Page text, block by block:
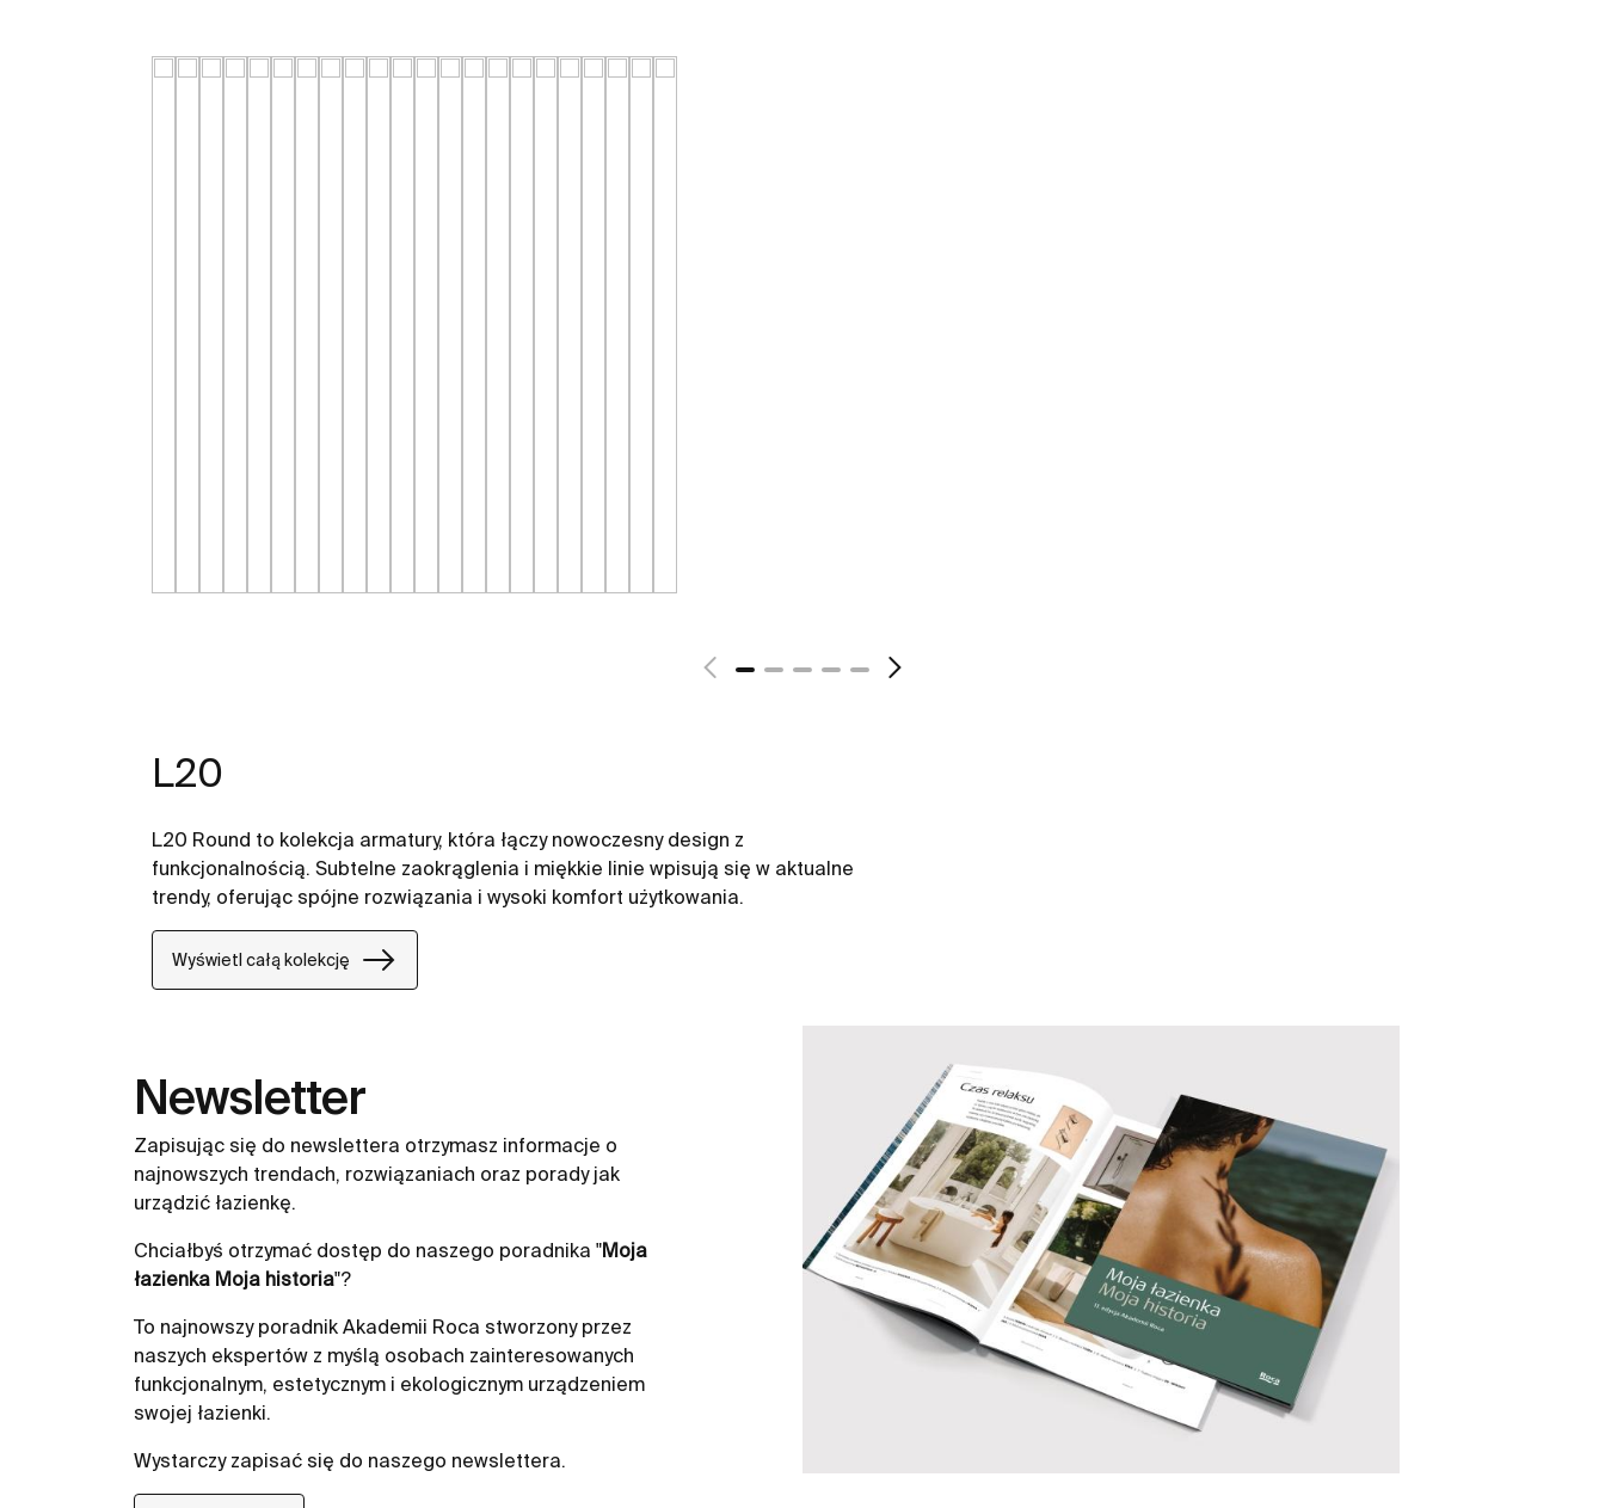
L20
L20 Round to kolekcja armatury, która łączy nowoczesny design z
funkcjonalnością. Subtelne zaokrąglenia i miękkie linie wpisują się w aktualne
trendy, oferując spójne rozwiązania i wysoki komfort użytkowania.
Wyświetl całą kolekcję
Newsletter
Zapisując się do newslettera otrzymasz informacje o
najnowszych trendach, rozwiązaniach oraz porady jak
urządzić łazienkę.
Chciałbyś otrzymać dostęp do naszego poradnika "Moja
łazienka Moja historia"?
To najnowszy poradnik Akademii Roca stworzony przez
naszych ekspertów z myślą osobach zainteresowanych
funkcjonalnym, estetycznym i ekologicznym urządzeniem
swojej łazienki.
Wystarczy zapisać się do naszego newslettera.